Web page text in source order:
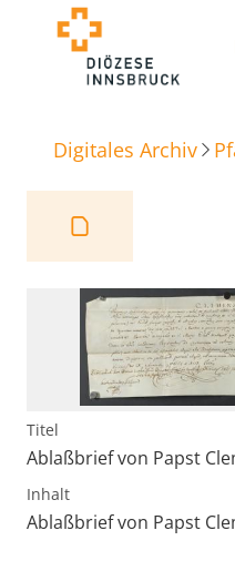
Digitales Archiv
Titel
Ablaßbrief von Papst
Inhalt
Ablaßbrief von Papst